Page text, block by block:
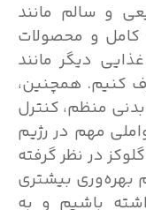
و سالم مانند
کامل و محصولات
دیگر مانند
کنیم. همچنین،
منظم، کنترل
مهم در رژیم
در نظر گرفته
بهره‌وری بیشتری
باشیم و به